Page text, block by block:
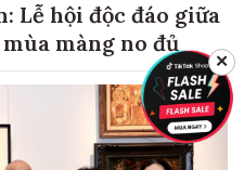
Lễ hội độc đáo giữa
màng no đủ
✕